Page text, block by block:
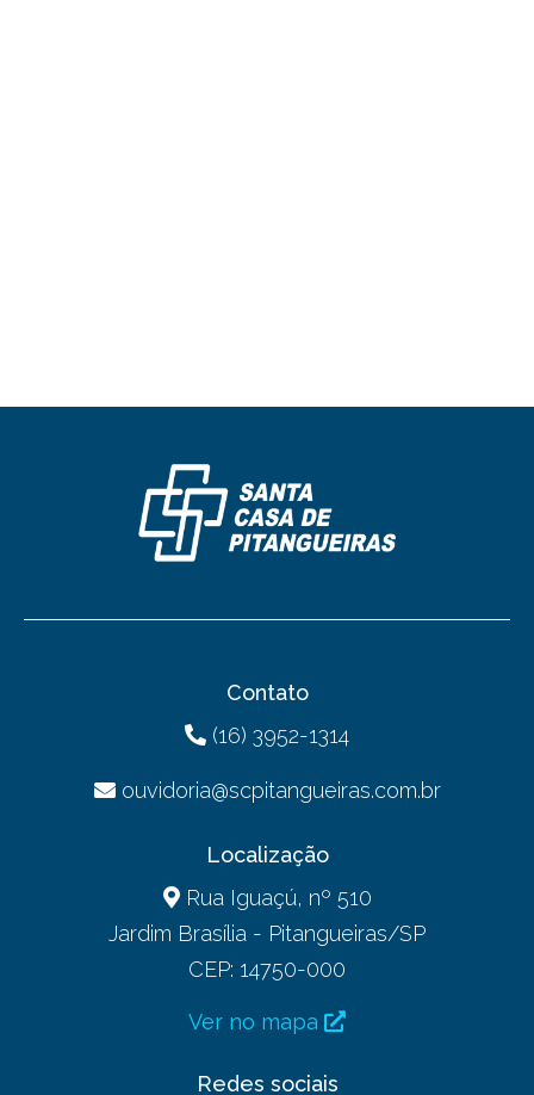
Contato
(16) 3952-1314
ouvidoria@scpitangueiras.com.br
Localização
Rua Iguaçú, nº 510
Jardim Brasília - Pitangueiras/SP
CEP: 14750-000
Ver no mapa
Redes sociais